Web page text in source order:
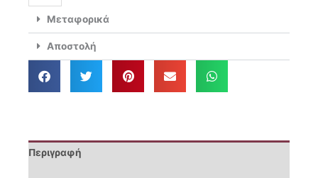
2
Τμχ.
30x50
0831
Μεταφορικά
Αποστολή
Περιγραφή